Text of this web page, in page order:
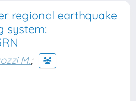
regional earthquake
system:
M.;